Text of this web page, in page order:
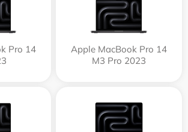
Pro 14
Apple MacBook Pro 14
M3 Pro 2023